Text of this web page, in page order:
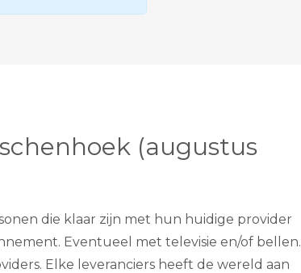
L
(augustus
die klaar zijn met hun huidige provider
Eventueel met televisie en/of bellen.
Elke leveranciers heeft de wereld aan